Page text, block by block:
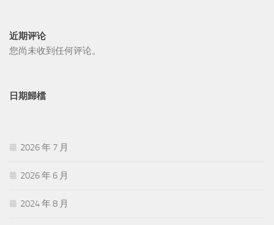
近期评论
您尚未收到任何评论。
日期歸檔
2026 年 7 月
2026 年 6 月
2024 年 8 月